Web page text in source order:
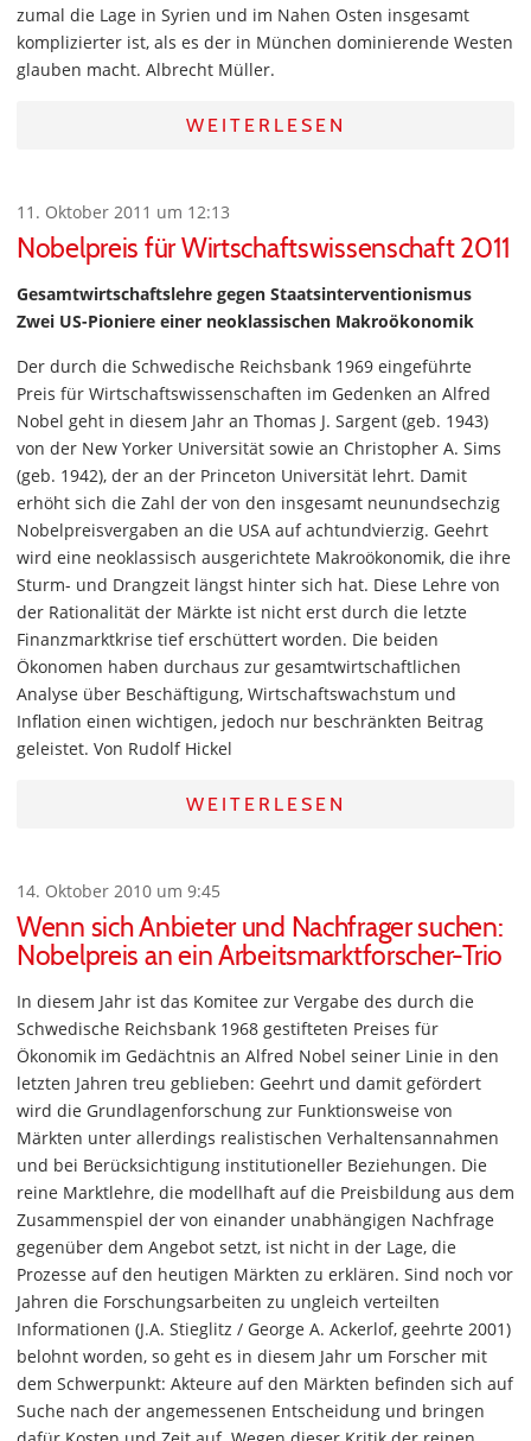
zumal die Lage in Syrien und im Nahen Osten insgesamt
komplizierter ist, als es der in München dominierende Westen
glauben macht. Albrecht Müller.
WEITERLESEN
11. Oktober 2011 um 12:13
Nobelpreis für Wirtschaftswissenschaft 2011
Gesamtwirtschaftslehre gegen Staatsinterventionismus
Zwei US-Pioniere einer neoklassischen Makroökonomik
Der durch die Schwedische Reichsbank 1969 eingeführte
Preis für Wirtschaftswissenschaften im Gedenken an Alfred
Nobel geht in diesem Jahr an Thomas J. Sargent (geb. 1943)
von der New Yorker Universität sowie an Christopher A. Sims
(geb. 1942), der an der Princeton Universität lehrt. Damit
erhöht sich die Zahl der von den insgesamt neunundsechzig
Nobelpreisvergaben an die USA auf achtundvierzig. Geehrt
wird eine neoklassisch ausgerichtete Makroökonomik, die ihre
Sturm- und Drangzeit längst hinter sich hat. Diese Lehre von
der Rationalität der Märkte ist nicht erst durch die letzte
Finanzmarktkrise tief erschüttert worden. Die beiden
Ökonomen haben durchaus zur gesamtwirtschaftlichen
Analyse über Beschäftigung, Wirtschaftswachstum und
Inflation einen wichtigen, jedoch nur beschränkten Beitrag
geleistet. Von Rudolf Hickel
WEITERLESEN
14. Oktober 2010 um 9:45
Wenn sich Anbieter und Nachfrager suchen:
Nobelpreis an ein Arbeitsmarktforscher-Trio
In diesem Jahr ist das Komitee zur Vergabe des durch die
Schwedische Reichsbank 1968 gestifteten Preises für
Ökonomik im Gedächtnis an Alfred Nobel seiner Linie in den
letzten Jahren treu geblieben: Geehrt und damit gefördert
wird die Grundlagenforschung zur Funktionsweise von
Märkten unter allerdings realistischen Verhaltensannahmen
und bei Berücksichtigung institutioneller Beziehungen. Die
reine Marktlehre, die modellhaft auf die Preisbildung aus dem
Zusammenspiel der von einander unabhängigen Nachfrage
gegenüber dem Angebot setzt, ist nicht in der Lage, die
Prozesse auf den heutigen Märkten zu erklären. Sind noch vor
Jahren die Forschungsarbeiten zu ungleich verteilten
Informationen (J.A. Stieglitz / George A. Ackerlof, geehrte 2001)
belohnt worden, so geht es in diesem Jahr um Forscher mit
dem Schwerpunkt: Akteure auf den Märkten befinden sich auf
Suche nach der angemessenen Entscheidung und bringen